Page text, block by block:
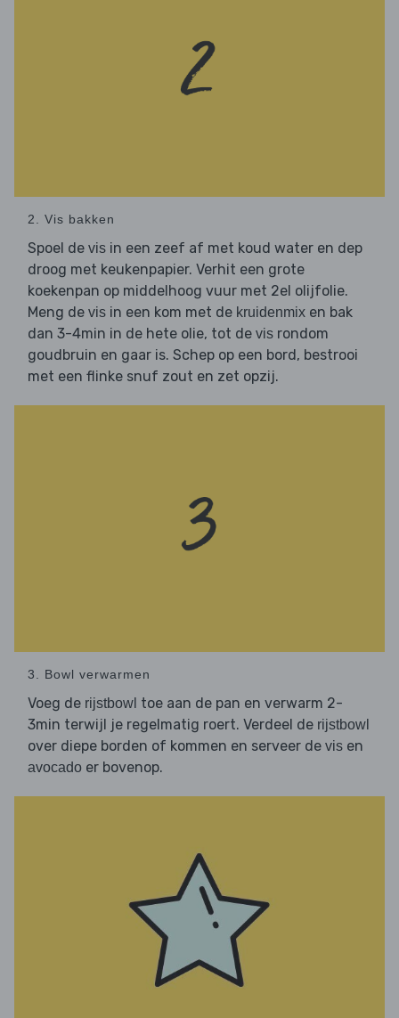
2. Vis bakken
Spoel de vis in een zeef af met koud water en dep
droog met keukenpapier. Verhit een grote
koekenpan op middelhoog vuur met 2el olijfolie.
Meng de vis in een kom met de kruidenmix en bak
dan 3-4min in de hete olie, tot de vis rondom
goudbruin en gaar is. Schep op een bord, bestrooi
met een flinke snuf zout en zet opzij.
3. Bowl verwarmen
Voeg de rijstbowl toe aan de pan en verwarm 2-
3min terwijl je regelmatig roert. Verdeel de rijstbowl
over diepe borden of kommen en serveer de vis en
avocado er bovenop.